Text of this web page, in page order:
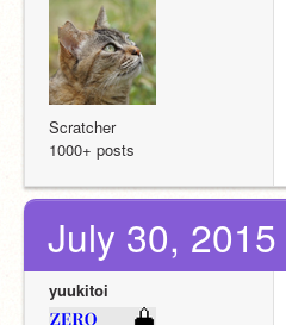
Scratcher
1000+ posts
July 30,
yuukitoi